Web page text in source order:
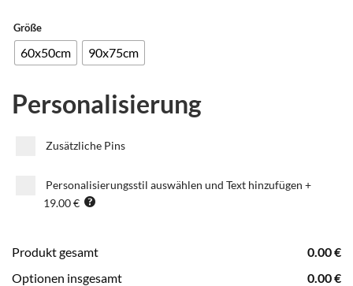
Größe
60x50cm 90x75cm
Personalisierung
Zusätzliche Pins
Personalisierungsstil auswählen und Text hinzufügen +
19.00 €
Produkt gesamt 0.00€
Optionen insgesamt
0.00€